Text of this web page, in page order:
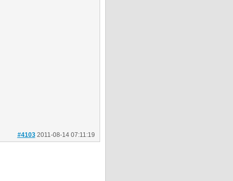
#4103 2011-08-14 07:11:19